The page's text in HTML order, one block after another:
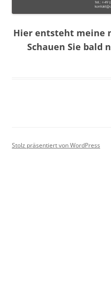
Hier entsteht meine
Schauen Sie bald
Stolz präsentiert von WordPress